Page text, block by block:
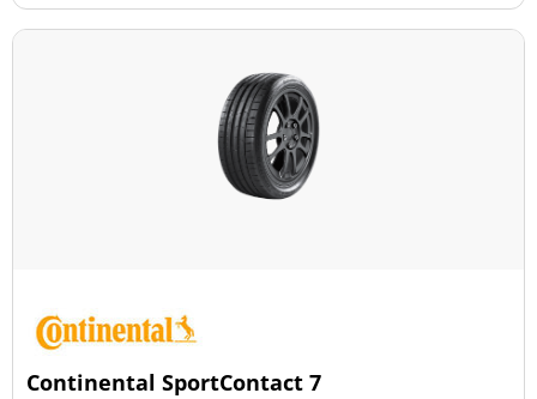
Continental SportContact 7